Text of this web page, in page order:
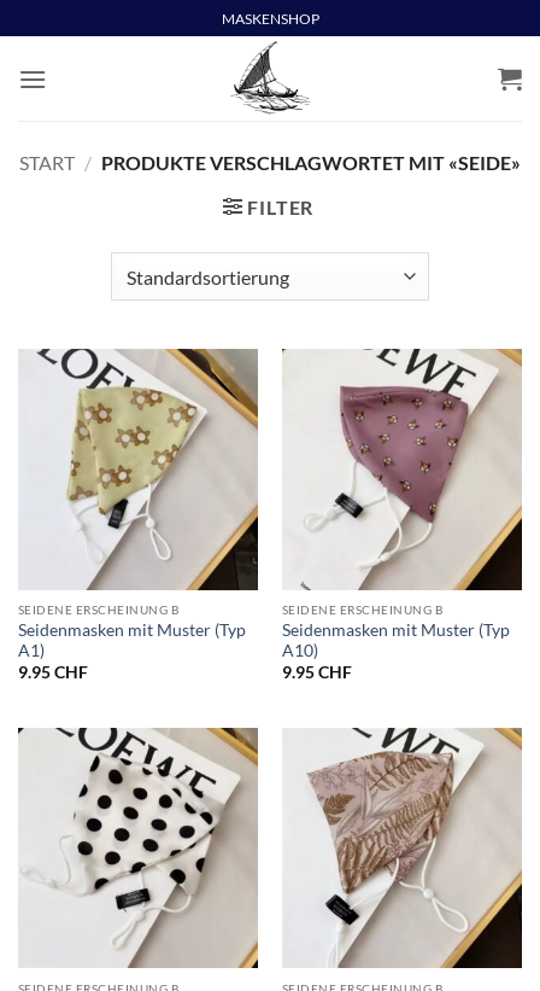
to
content
MASKENSHOP
START / PRODUKTE VERSCHLAGWORTET MIT «SEIDE»
FILTER
SEIDENE ERSCHEINUNG B
Seidenmasken mit Muster (Typ
A1)
9.95CHF
SEIDENE ERSCHEINUNG B
Seidenmasken mit Muster (Typ
A10)
9.95CHF